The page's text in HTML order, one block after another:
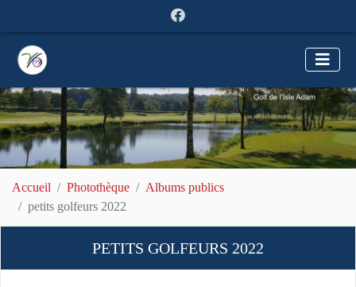
Accueil Photothèque
Albums publics
petits golfeurs 2022
PETITS GOLFEURS 2022